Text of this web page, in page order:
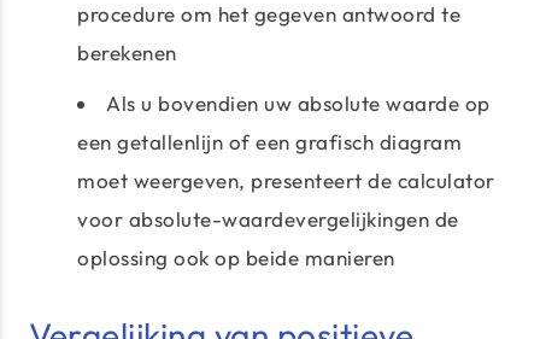
procedure om het gegeven antwoord te
berekenen
Als u bovendien uw absolute waarde op
een getallenlijn of een grafisch diagram
moet weergeven, presenteert de calculator
voor absolute-waardevergelijkingen de
oplossing ook op beide manieren